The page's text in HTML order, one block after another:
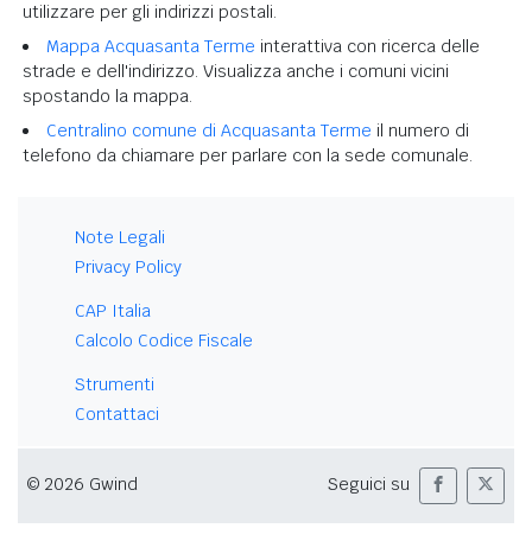
utilizzare per gli indirizzi postali.
Mappa Acquasanta Terme interattiva con ricerca delle
strade e dell'indirizzo. Visualizza anche i comuni vicini
spostando la mappa.
Centralino comune di Acquasanta Terme il numero di
telefono da chiamare per parlare con la sede comunale.
Note Legali
Privacy Policy
CAP Italia
Calcolo Codice Fiscale
Strumenti
Contattaci
© 2026 Gwind Seguici su